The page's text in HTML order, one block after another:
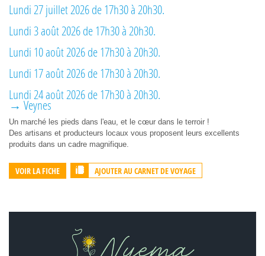
Lundi 27 juillet 2026 de 17h30 à 20h30.
Lundi 3 août 2026 de 17h30 à 20h30.
Lundi 10 août 2026 de 17h30 à 20h30.
Lundi 17 août 2026 de 17h30 à 20h30.
Lundi 24 août 2026 de 17h30 à 20h30.
→ Veynes
Un marché les pieds dans l'eau, et le cœur dans le terroir !
Des artisans et producteurs locaux vous proposent leurs excellents
produits dans un cadre magnifique.
VOIR LA FICHE AJOUTER AU CARNET DE VOYAGE